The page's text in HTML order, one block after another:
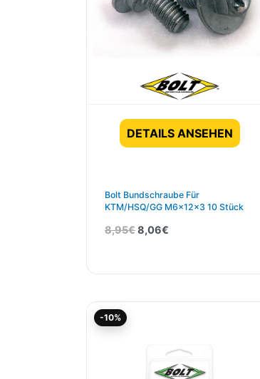
DETAILS ANSEHEN
Bolt Bundschraube Für
KTM/HSQ/GG M6x12x3 10 Stück
8,95€8,06€
-10%